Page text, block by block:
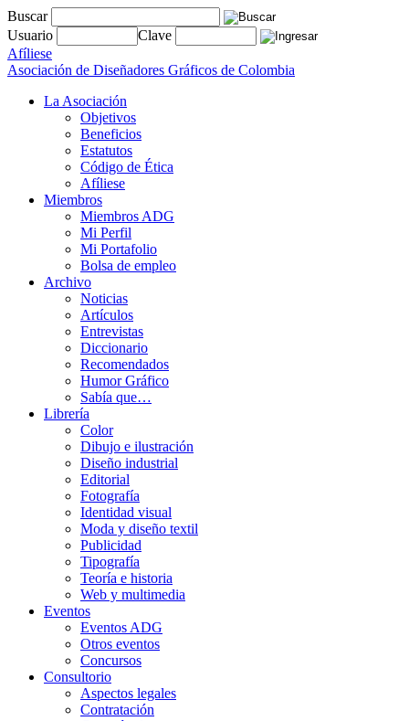
Buscar
Usuario
Clave
Afíliese
Asociación de Diseñadores Gráficos de Colombia
La Asociación
Objetivos
Beneficios
Estatutos
Código de Ética
Afíliese
Miembros
Miembros ADG
Mi Perfil
Mi Portafolio
Bolsa de empleo
Archivo
Noticias
Artículos
Entrevistas
Diccionario
Recomendados
Humor Gráfico
Sabía que…
Librería
Color
Dibujo e ilustración
Diseño industrial
Editorial
Fotografía
Identidad visual
Moda y diseño textil
Publicidad
Tipografía
Teoría e historia
Web y multimedia
Eventos
Eventos ADG
Otros eventos
Concursos
Consultorio
Aspectos legales
Contratación